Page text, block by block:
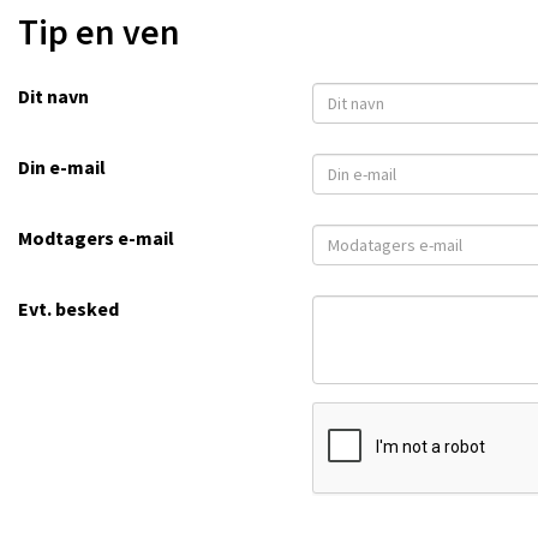
Tip en ven
Dit navn
Din e-mail
Modtagers e-mail
Evt. besked